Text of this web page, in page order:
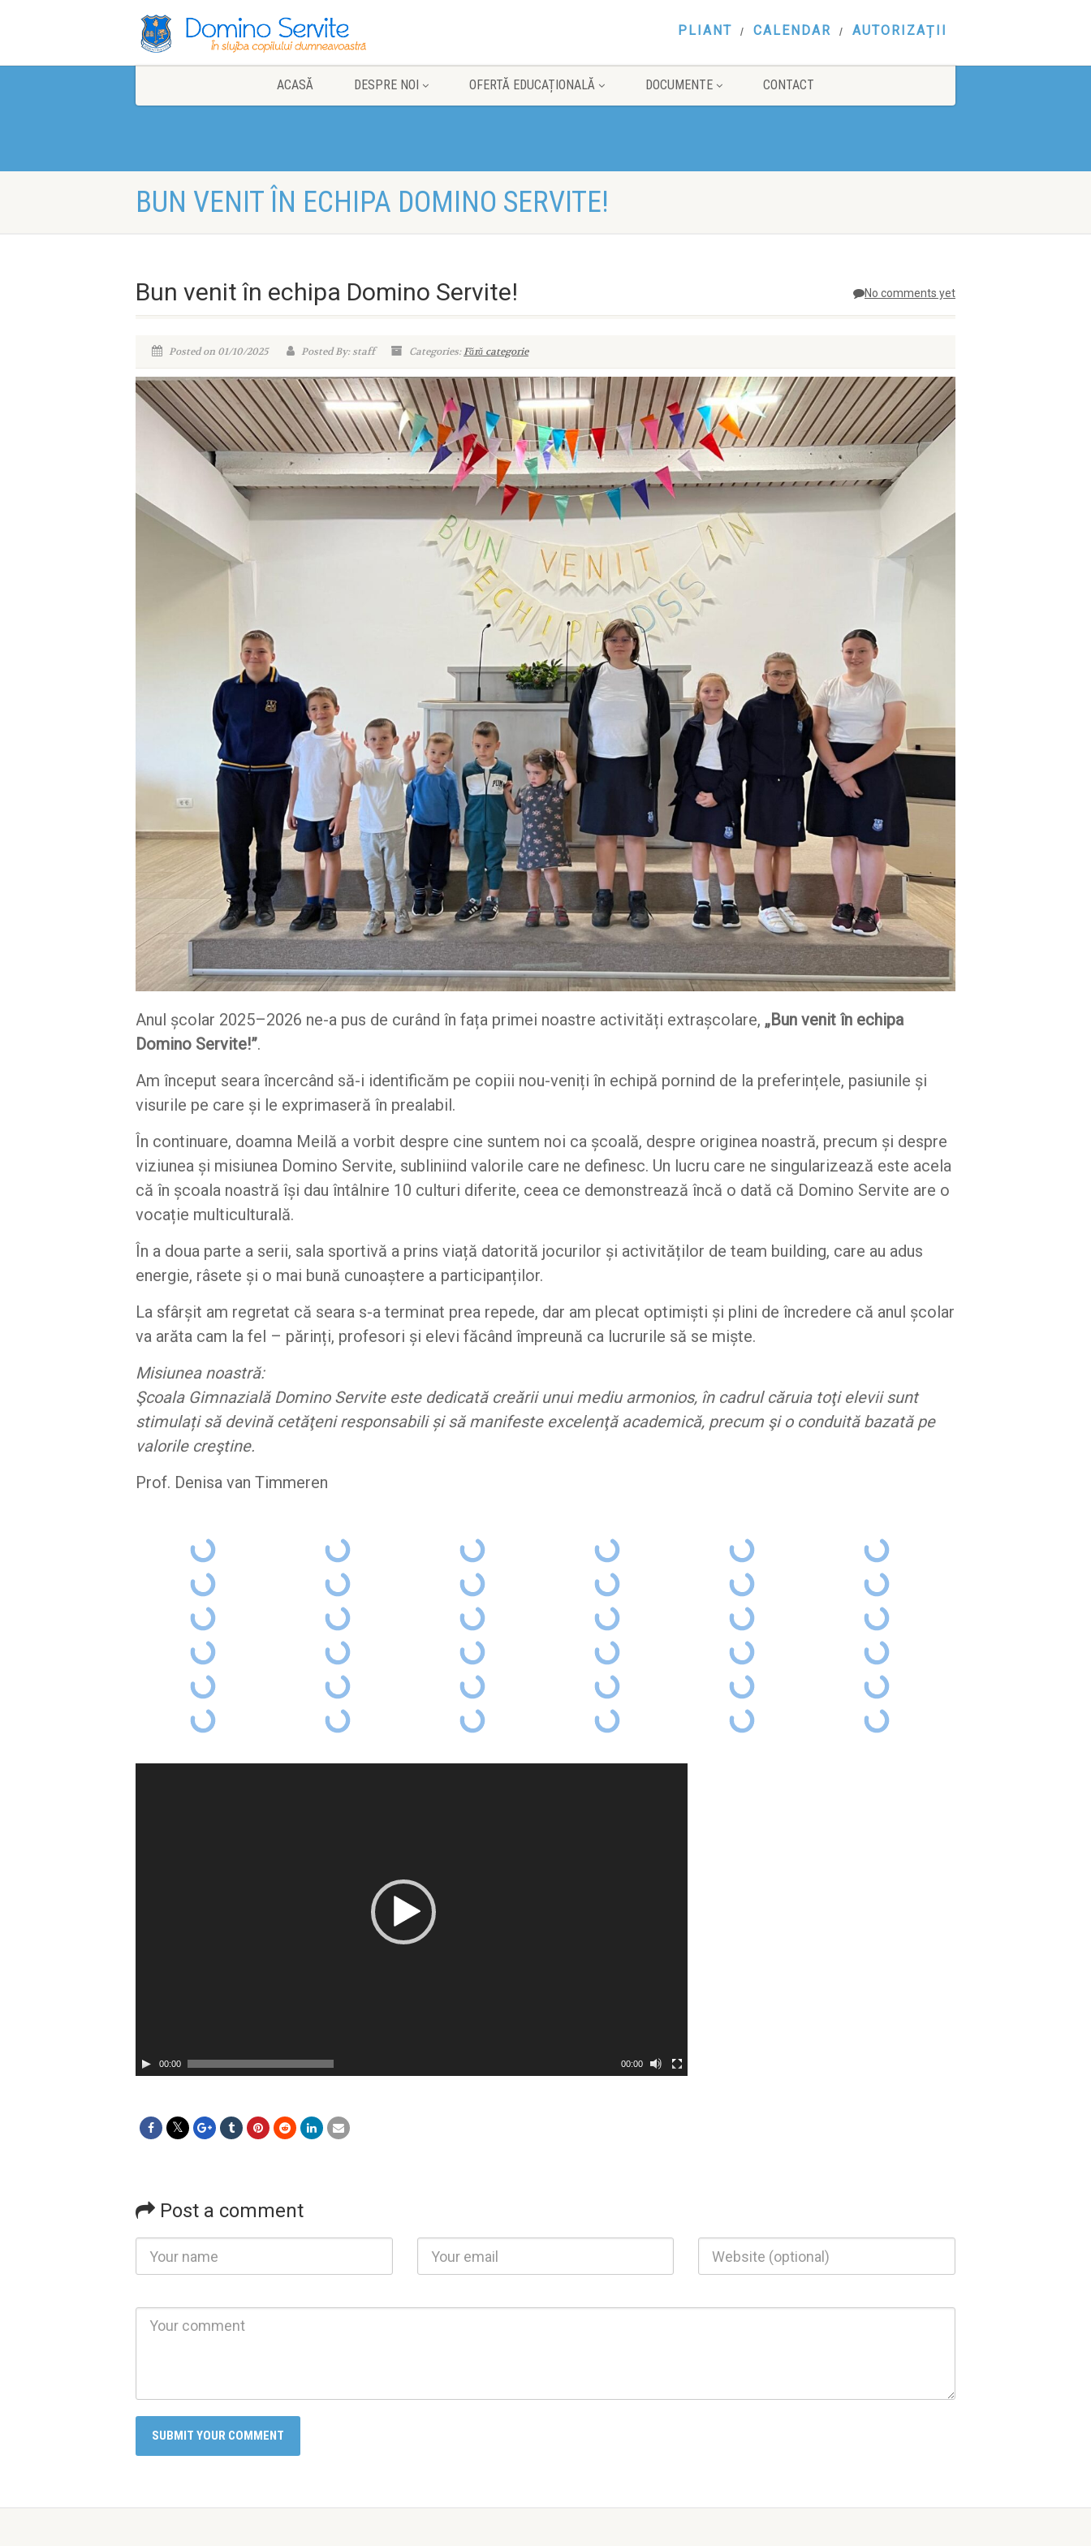
PLIANT CALENDAR AUTORIZAȚII
ACASĂ DESPRE NOI OFERTĂ EDUCAȚIONALĂ DOCUMENTE CONTACT
BUN VENIT ÎN ECHIPA DOMINO SERVITE!
No comments yet
Bun venit în echipa Domino Servite!
Posted on 01/10/2025 Posted By: staff Categories:Fără categorie
Anul școlar 2025–2026 ne-a pus de curând în fața primei noastre activități extrașcolare, „Bun venit în echipa
Domino Servite!”.
Am început seara încercând să-i identificăm pe copiii nou-veniți în echipă pornind de la preferințele, pasiunile și
visurile pe care și le exprimaseră în prealabil.
În continuare, doamna Meilă a vorbit despre cine suntem noi ca școală, despre originea noastră, precum și despre
viziunea și misiunea Domino Servite, subliniind valorile care ne definesc. Un lucru care ne singularizează este acela
că în școala noastră își dau întâlnire 10 culturi diferite, ceea ce demonstrează încă o dată că Domino Servite are o
vocație multiculturală.
În a doua parte a serii, sala sportivă a prins viață datorită jocurilor și activităților de team building, care au adus
energie, râsete și o mai bună cunoaștere a participanților.
La sfârșit am regretat că seara s-a terminat prea repede, dar am plecat optimiști și plini de încredere că anul școlar
va arăta cam la fel – părinți, profesori și elevi făcând împreună ca lucrurile să se miște.
Misiunea noastră:
Şcoala Gimnazială Domino Servite este dedicată creării unui mediu armonios, în cadrul căruia toţi elevii sunt
stimulați să devină cetăţeni responsabili și să manifeste excelenţă academică, precum şi o conduită bazată pe
valorile creştine.
Prof. Denisa van Timmeren
00:00 00:00
Post a comment